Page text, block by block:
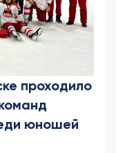
проходило
юношей